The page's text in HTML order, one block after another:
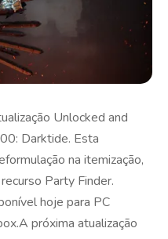
Unlocked and
Darktide. Esta
na itemização,
Party Finder.
hoje para PC
próxima atualização